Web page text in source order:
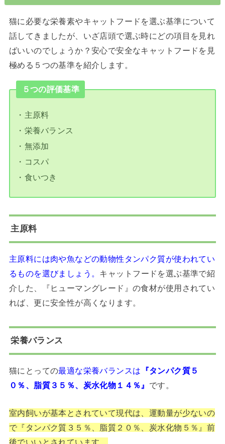
猫に必要な栄養素やキャットフードを選ぶ基準について
話してきましたが、いざ店頭で選ぶ時にどの項目を見れ
ばいいのでしょうか？安心で安全なキャットフードを見
極める５つの基準を紹介します。
５つの評価基準
・主原料
・栄養バランス
・無添加
・コスパ
・食いつき
主原料
主原料には肉や魚などの動物性タンパク質が使われてい
るものを選びましょう。 キャットフードを選ぶ基準で紹
介した、『ヒューマングレード』の食材が使用されてい
れば、更に安全性が高くなります。
栄養バランス
猫にとっての最適な栄養バランスは 『タンパク質５
０％、脂質３５％、炭水化物１４％』 です。
室内飼いが基本とされていて現代は、運動量が少ないの
で『タンパク質３５％、脂質２０％、炭水化物５％』前